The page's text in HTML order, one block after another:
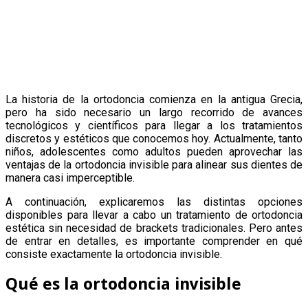
La historia de la ortodoncia comienza en la antigua Grecia,
pero ha sido necesario un largo recorrido de avances
tecnológicos y científicos para llegar a los tratamientos
discretos y estéticos que conocemos hoy. Actualmente, tanto
niños, adolescentes como adultos pueden aprovechar las
ventajas de la ortodoncia invisible para alinear sus dientes de
manera casi imperceptible.
A continuación, explicaremos las distintas opciones
disponibles para llevar a cabo un tratamiento de ortodoncia
estética sin necesidad de brackets tradicionales. Pero antes
de entrar en detalles, es importante comprender en qué
consiste exactamente la ortodoncia invisible.
Qué es la ortodoncia invisible